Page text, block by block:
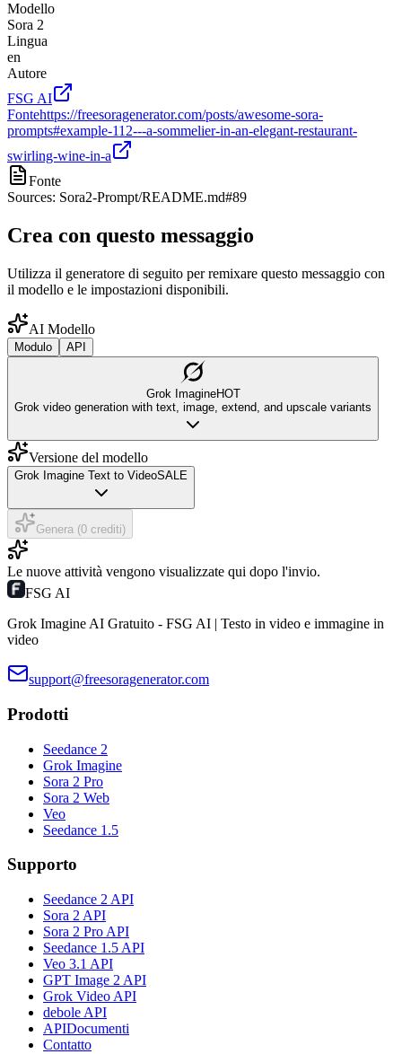
Modello
Sora 2
Lingua
en
Autore
FSG AI
Fontehttps://freesoragenerator.com/posts/awesome-sora-
prompts#example-112---a-sommelier-in-an-elegant-restaurant-
swirling-wine-in-a
Fonte
Sources: Sora2-Prompt/README.md#89
Crea con questo messaggio
Utilizza il generatore di seguito per remixare questo messaggio con
il modello e le impostazioni disponibili.
AI Modello
Modulo API
Grok ImagineHOT
Grok video generation with text, image, extend, and upscale variants
Versione del modello
Grok Imagine Text to VideoSALE
Genera (0 crediti)
Le nuove attività vengono visualizzate qui dopo l'invio.
FSG AI
Grok Imagine AI Gratuito - FSG AI | Testo in video e immagine in
video
support@freesoragenerator.com
Prodotti
Seedance 2
Grok Imagine
Sora 2 Pro
Sora 2 Web
Veo
Seedance 1.5
Supporto
Seedance 2 API
Sora 2 API
Sora 2 Pro API
Seedance 1.5 API
Veo 3.1 API
GPT Image 2 API
Grok Video API
debole API
APIDocumenti
Contatto